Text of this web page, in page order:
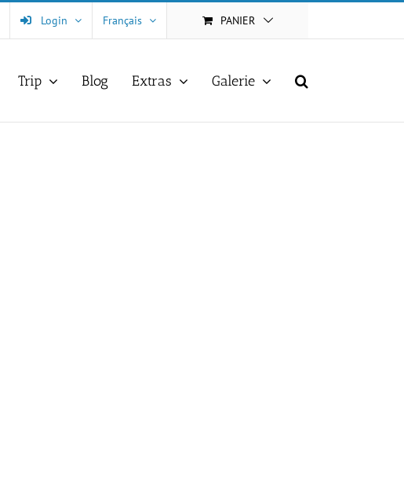
Login Français PANIER
Trip Blog Extras Galerie